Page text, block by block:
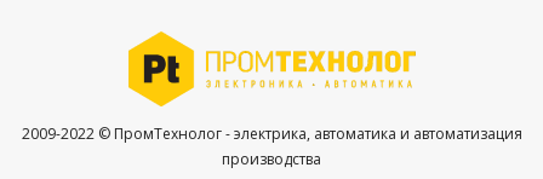
2009-2022 © ПромТехнолог - электрика, автоматика и автоматизация
производства